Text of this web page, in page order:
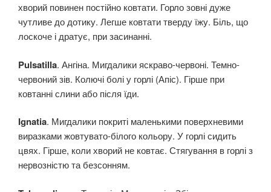
хворий повинен постійно ковтати. Горло зовні дуже
чутливе до дотику. Легше ковтати тверду їжу. Біль, що
лоскоче і дратує, при засинанні.
Pulsatilla. Ангіна. Мигдалики яскраво-червоні. Темно-
червоний зів. Колючі болі у горлі (Апіс). Гірше при
ковтанні слини або після їди.
Ignatia. Мигдалики покриті маленькими поверхневими
виразками жовтувато-білого кольору. У горлі сидить
цвях. Гірше, коли хворий не ковтає. Стягування в горлі з
нервозністю та безсонням.